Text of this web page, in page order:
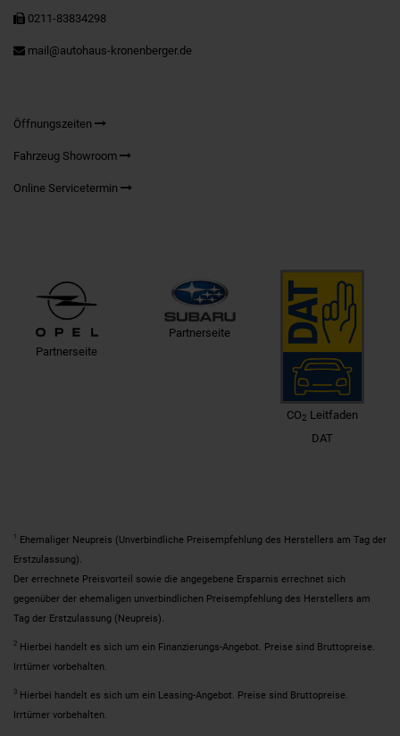
0211-83834298
mail@autohaus-kronenberger.de
Öffnungszeiten
Fahrzeug Showroom
Online Servicetermin
Partnerseite
Partnerseite
CO2 Leitfaden
DAT
1 Ehemaliger Neupreis (Unverbindliche Preisempfehlung des Herstellers am Tag der
Erstzulassung).
Der errechnete Preisvorteil sowie die angegebene Ersparnis errechnet sich
gegenüber der ehemaligen unverbindlichen Preisempfehlung des Herstellers am
Tag der Erstzulassung (Neupreis).
2 Hierbei handelt es sich um ein Finanzierungs-Angebot. Preise sind Bruttopreise.
Irrtümer vorbehalten.
3 Hierbei handelt es sich um ein Leasing-Angebot. Preise sind Bruttopreise.
Irrtümer vorbehalten.